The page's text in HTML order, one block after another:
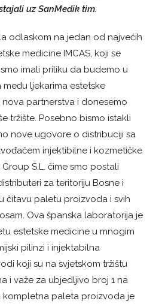
uz SanMedik tim.
odlaskom na jedan od najvećih
medicine IMCAS, koji se
imali priliku da budemo u
ljekarima estetske
partnerstva i donesemo
tržište. Posebno bismo istakli
nove ugovore o distribuciji sa
injektibilne i kozmetičke
S.L. čime smo postali
za teritoriju Bosne i
čitavu paletu proizvoda i svih
Ova španska laboratorija je
estetske medicine u mnogim
pilinzi i injektabilna
koji su na svjetskom tržištu
i važe za ubjedljivo broj 1 na
kompletna paleta proizvoda je